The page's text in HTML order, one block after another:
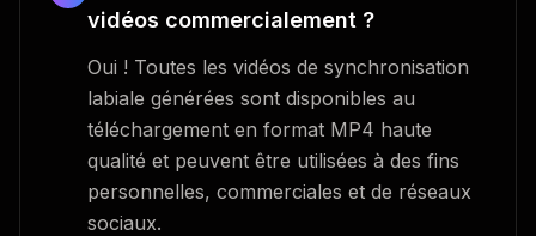
vidéos commercialement ?
Oui ! Toutes les vidéos de synchronisation
labiale générées sont disponibles au
téléchargement en format MP4 haute
qualité et peuvent être utilisées à des fins
personnelles, commerciales et de réseaux
sociaux.